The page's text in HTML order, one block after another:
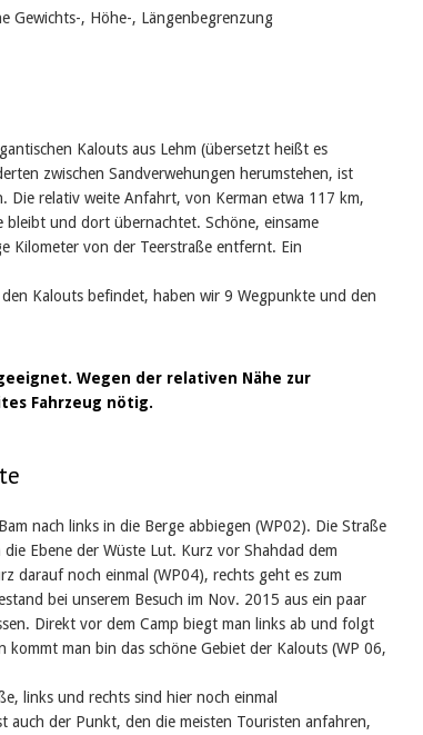
Gewichts-, Höhe-, Längenbegrenzung
Kalouts aus Lehm (übersetzt heißt es
zwischen Sandverwehungen herumstehen, ist
Die relativ weite Anfahrt, von Kerman etwa 117 km,
bleibt und dort übernachtet. Schöne, einsame
Kilometer von der Teerstraße entfernt. Ein
Kalouts befindet, haben wir 9 Wegpunkte und den
Wegen der relativen Nähe zur
Fahrzeug nötig.
nach links in die Berge abbiegen (WP02). Die Straße
Ebene der Wüste Lut. Kurz vor Shahdad dem
darauf noch einmal (WP04), rechts geht es zum
bei unserem Besuch im Nov. 2015 aus ein paar
Direkt vor dem Camp biegt man links ab und folgt
man bin das schöne Gebiet der Kalouts (WP 06,
links und rechts sind hier noch einmal
auch der Punkt, den die meisten Touristen anfahren,